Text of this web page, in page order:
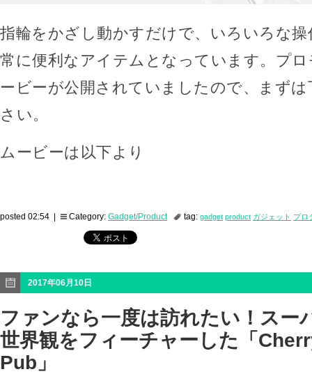
指輪をかざし動かすだけで、いろいろな
常に便利なアイテムとなっています。プ
ービーが公開されていましたので、まず
さい。
ムービーは以下より
posted 02:54 | Category: Gadget/Product tag: gadget product ガジェット プロ
2017年06月10日
ファンなら一度は訪れたい！スー
世界観をフィーチャーした「
Pub」